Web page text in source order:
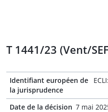
T 1441/23 (Vent/
Identifiant européen de
la jurisprudence
Date de la décision 7 mai